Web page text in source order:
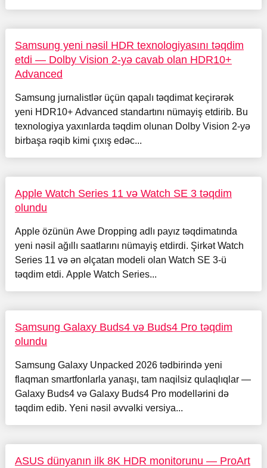
Samsung yeni nəsil HDR texnologiyasını təqdim
etdi — Dolby Vision 2-yə cavab olan HDR10+
Advanced
Samsung jurnalistlər üçün qapalı təqdimat keçirərək
yeni HDR10+ Advanced standartını nümayiş etdirib. Bu
texnologiya yaxınlarda təqdim olunan Dolby Vision 2-yə
birbaşa rəqib kimi çıxış edəc...
Apple Watch Series 11 və Watch SE 3 təqdim
olundu
Apple özünün Awe Dropping adlı payız təqdimatında
yeni nəsil ağıllı saatlarını nümayiş etdirdi. Şirkət Watch
Series 11 və ən əlçatan modeli olan Watch SE 3-ü
təqdim etdi. Apple Watch Series...
Samsung Galaxy Buds4 və Buds4 Pro təqdim
olundu
Samsung Galaxy Unpacked 2026 tədbirində yeni
flaqman smartfonlarla yanaşı, tam naqilsiz qulaqlıqlar —
Galaxy Buds4 və Galaxy Buds4 Pro modellərini də
təqdim edib. Yeni nəsil əvvəlki versiya...
ASUS dünyanın ilk 8K HDR monitorunu — ProArt